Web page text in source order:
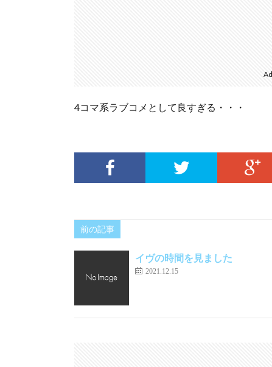
4コマ系ラブコメとして良すぎる・・・
前の記事
イヴの時間を見ました
2021.12.15